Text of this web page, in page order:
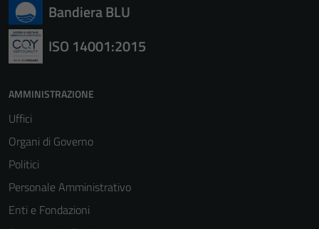
Bandiera BLU
ISO 14001:2015
AMMINISTRAZIONE
Uffici
Organi di Governo
Politici
Personale Amministrativo
Enti e Fondazioni